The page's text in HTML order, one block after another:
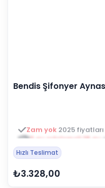
Bendis Şifonyer
3 ay ertelemeli 18 ay
Hızlı Teslimat
₺3.328,00